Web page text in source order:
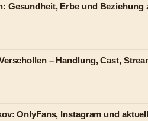
Gesundheit, Erbe und Beziehung
– Handlung, Cast,
OnlyFans, Instagram und